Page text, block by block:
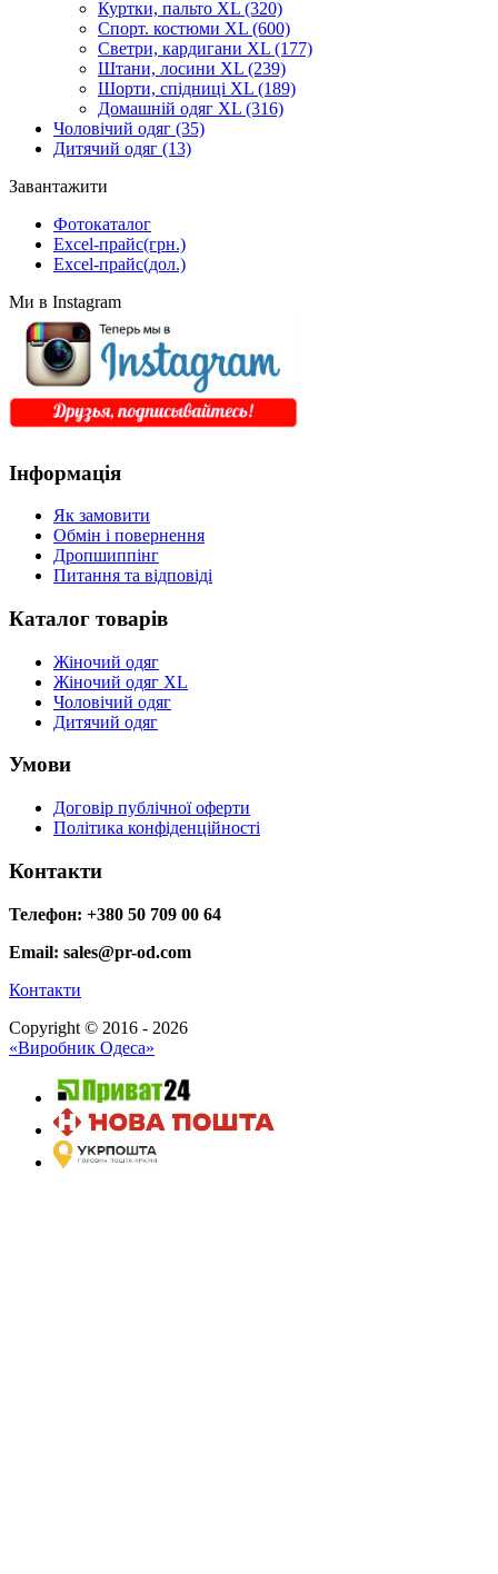
Куртки, пальто XL (320)
Спорт. костюми XL (600)
Светри, кардигани XL (177)
Штани, лосини XL (239)
Шорти, спідниці XL (189)
Домашній одяг XL (316)
Чоловічий одяг (35)
Дитячий одяг (13)
Завантажити
Фотокаталог
Excel-прайс(грн.)
Excel-прайс(дол.)
Ми в Instagram
Інформація
Як замовити
Обмін і повернення
Дропшиппінг
Питання та відповіді
Каталог товарів
Жіночий одяг
Жіночий одяг XL
Чоловічий одяг
Дитячий одяг
Умови
Договір публічної оферти
Політика конфіденційності
Контакти
Телефон: +380 50 709 00 64
Email: sales@pr-od.com
Контакти
Copyright © 2016 - 2026
«Виробник Одеса»